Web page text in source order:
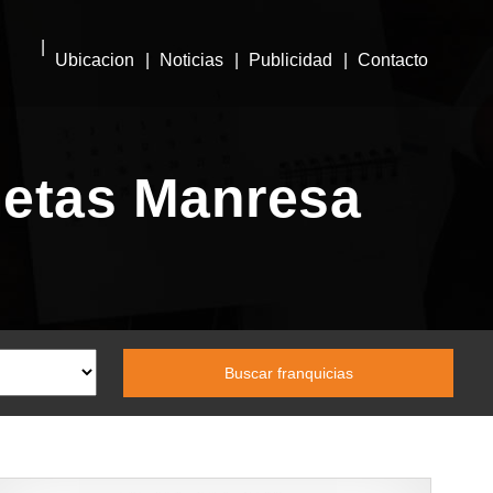
Ubicacion Noticias Publicidad Contacto
Manresa